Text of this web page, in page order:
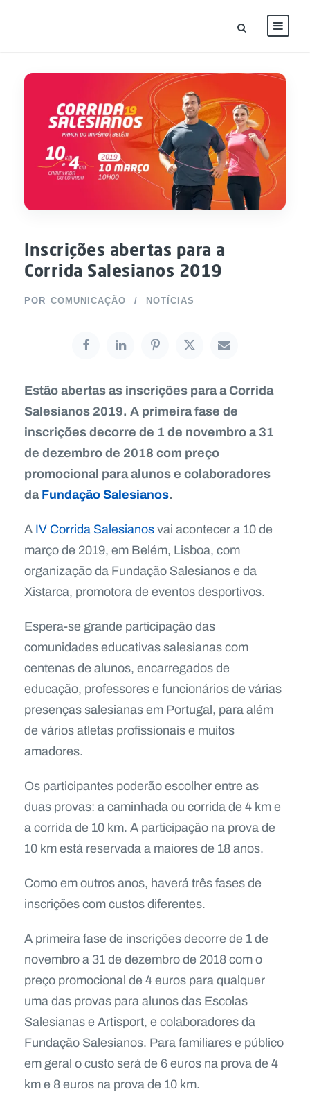
Inscrições abertas para a
Corrida Salesianos 2019
POR COMUNICAÇÃO NOTÍCIAS
Estão abertas as inscrições para a Corrida
Salesianos 2019. A primeira fase de
inscrições decorre de 1 de novembro a 31
de dezembro de 2018 com preço
promocional para alunos e colaboradores
daFundação Salesianos.
AIV Corrida Salesianosvai acontecer a 10 de
março de 2019, em Belém, Lisboa, com
organização da Fundação Salesianos e da
Xistarca, promotora de eventos desportivos.
Espera-se grande participação das
comunidades educativas salesianas com
centenas de alunos, encarregados de
educação, professores e funcionários de várias
presenças salesianas em Portugal, para além
de vários atletas profissionais e muitos
amadores.
Os participantes poderão escolher entre as
duas provas: a caminhada ou corrida de 4 km e
a corrida de 10 km. A participação na prova de
10 km está reservada a maiores de 18 anos.
Como em outros anos, haverá três fases de
inscrições com custos diferentes.
A primeira fase de inscrições decorre de 1 de
novembro a 31 de dezembro de 2018 com o
preço promocional de 4 euros para qualquer
uma das provas para alunos das Escolas
Salesianas e Artisport, e colaboradores da
Fundação Salesianos. Para familiares e público
em geral o custo será de 6 euros na prova de 4
km e 8 euros na prova de 10 km.